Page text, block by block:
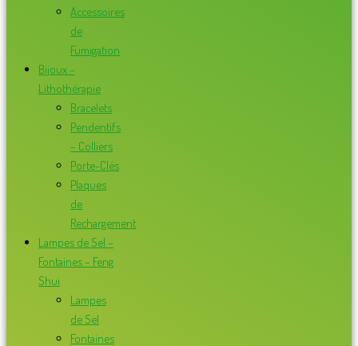
Accessoires
de
Fumigation
Bijoux –
Lithothérapie
Bracelets
Pendentifs
– Colliers
Porte-Clés
Plaques
de
Rechargement
Lampes de Sel –
Fontaines – Feng
Shui
Lampes
de Sel
Fontaines